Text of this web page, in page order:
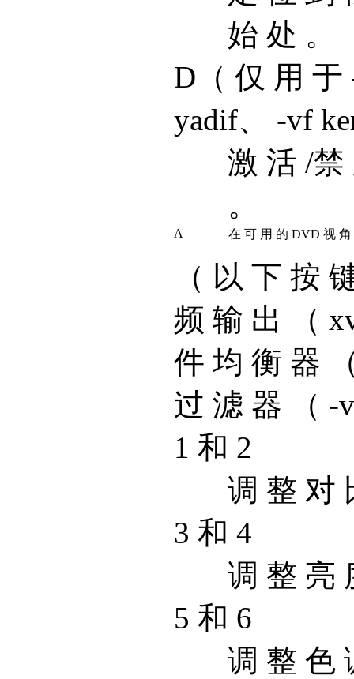
始 处 。
D（ 仅 用 于
yadif、 -vf
激 活 /禁
。
A 在 可 用 的 DVD 视
（ 以 下 按
频 输 出 （
件 均 衡 器
过 滤 器 （ -
1 和 2
调 整 对
3 和 4
调 整 亮
5 和 6
调 整 色